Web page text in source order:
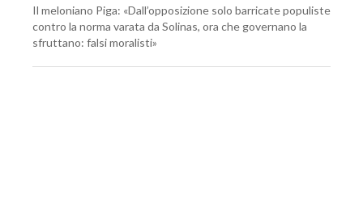
Il meloniano Piga: «Dall’opposizione solo barricate populiste
contro la norma varata da Solinas, ora che governano la
sfruttano: falsi moralisti»